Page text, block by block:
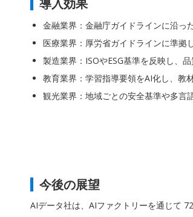
金融業界：金融庁ガイドラインに沿っ
医療業界：厚労省ガイドラインに準拠
製造業界：ISOやESG基準を反映し、
教育業界：学習指導要領をAI化し、教
観光業界：地域ごとの安全基準や多言
今後の展望
AIデータ社は、AIファクトリーを通じて